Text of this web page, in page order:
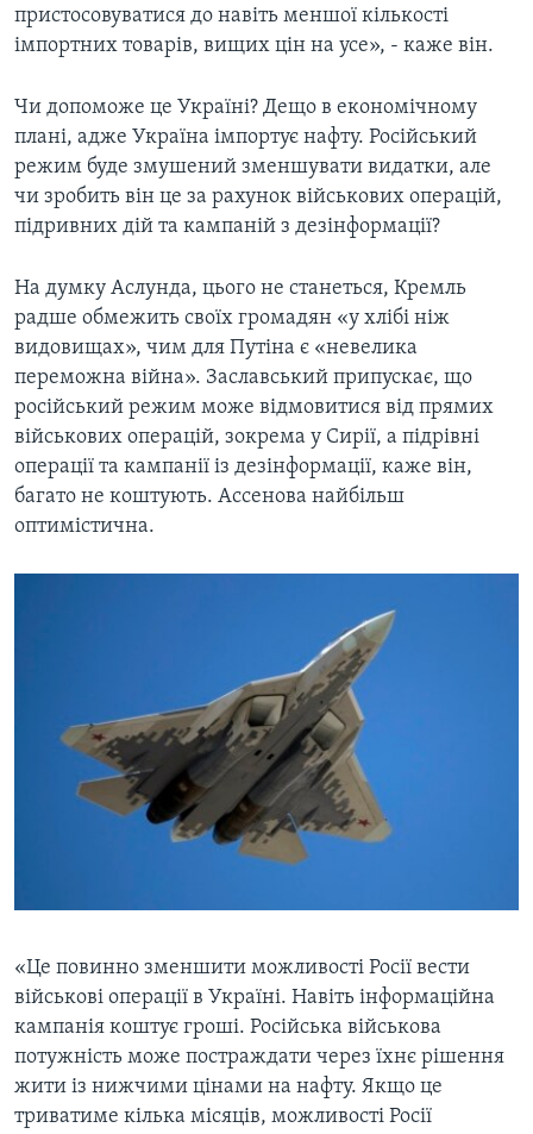
пристосовуватися до навіть меншої кількості
імпортних товарів, вищих цін на усе», - каже він.
Чи допоможе це Україні? Дещо в економічному
плані, адже Україна імпортує нафту. Російський
режим буде змушений зменшувати видатки, але
чи зробить він це за рахунок військових операцій,
підривних дій та кампаній з дезінформації?
На думку Аслунда, цього не станеться, Кремль
радше обмежить своїх громадян «у хлібі ніж
видовищах», чим для Путіна є «невелика
переможна війна». Заславський припускає, що
російський режим може відмовитися від прямих
військових операцій, зокрема у Сирії, а підрівні
операції та кампанії із дезінформації, каже він,
багато не коштують. Ассенова найбільш
оптимістична.
«Це повинно зменшити можливості Росії вести
військові операції в Україні. Навіть інформаційна
кампанія коштує гроші. Російська військова
потужність може постраждати через їхнє рішення
жити із нижчими цінами на нафту. Якщо це
триватиме кілька місяців, можливості Росії